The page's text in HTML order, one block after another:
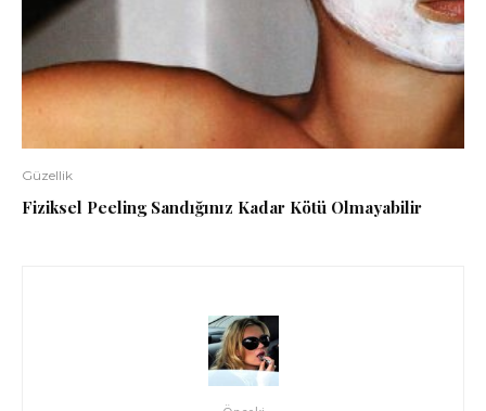
Güzellik
Fiziksel Peeling Sandığınız Kadar Kötü Olmayabilir